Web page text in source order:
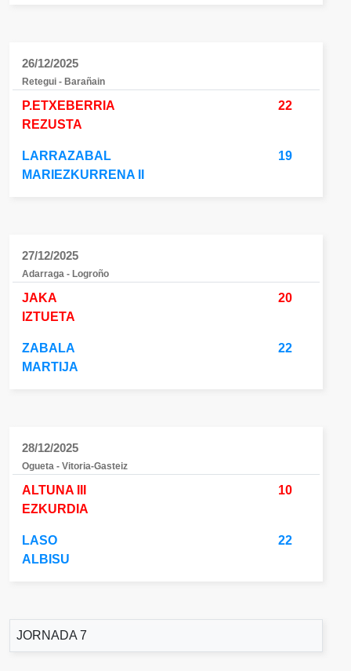
26/12/2025
Retegui - Barañain
P.ETXEBERRIA
REZUSTA
22
LARRAZABAL
MARIEZKURRENA II
19
27/12/2025
Adarraga - Logroño
JAKA
IZTUETA
20
ZABALA
MARTIJA
22
28/12/2025
Ogueta - Vitoria-Gasteiz
ALTUNA III
EZKURDIA
10
LASO
ALBISU
22
JORNADA 7